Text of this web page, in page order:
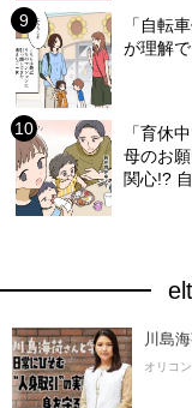
「自転
が理解
「育休
母のお
関心!?
川島
オリコ